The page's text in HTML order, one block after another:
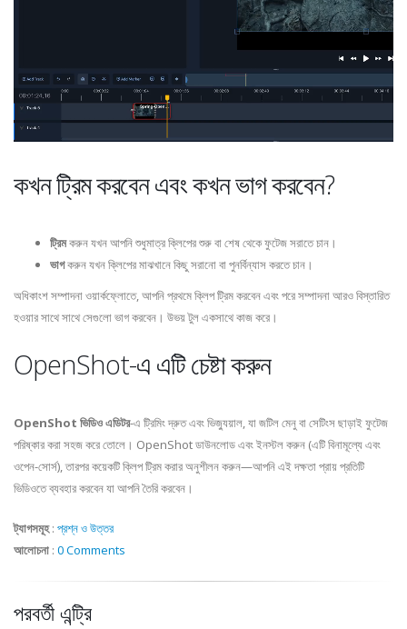
কখন ট্রিম করবেন এবং কখন ভাগ করবেন?
ট্রিমকরুন যখন আপনি শুধুমাত্র ক্লিপের শুরু বা শেষ থেকে ফুটেজ সরাতে চান।
ভাগকরুন যখন ক্লিপের মাঝখানে কিছু সরানো বা পুনর্বিন্যাস করতে চান।
অধিকাংশ সম্পাদনা ওয়ার্কফ্লোতে, আপনি প্রথমে ক্লিপ ট্রিম করবেন এবং পরে সম্পাদনা আরও বিস্তারিত
হওয়ার সাথে সাথে সেগুলো ভাগ করবেন। উভয় টুল একসাথে কাজ করে।
OpenShot-এ এটি চেষ্টা করুন
OpenShot ভিডিও এডিটর-এ ট্রিমিং দ্রুত এবং ভিজ্যুয়াল, যা জটিল মেনু বা সেটিংস ছাড়াই ফুটেজ
পরিষ্কার করা সহজ করে তোলে। OpenShot ডাউনলোড এবং ইনস্টল করুন (এটি বিনামূল্যে এবং
ওপেন-সোর্স), তারপর কয়েকটি ক্লিপ ট্রিম করার অনুশীলন করুন—আপনি এই দক্ষতা প্রায় প্রতিটি
ভিডিওতে ব্যবহার করবেন যা আপনি তৈরি করবেন।
ট্যাগসমূহ: প্রশ্ন ও উত্তর
আলোচনা : 0 Comments
পরবর্তী এন্ট্রি